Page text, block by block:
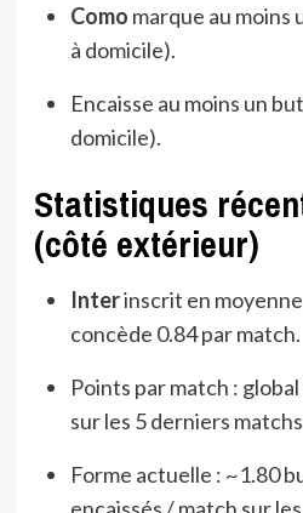
Como marque au moins
à domicile).
Encaisse au moins un
domicile).
Statistiques
(côté extérieur)
Interinscrit en
concède 0.84 par match.
Points par match :
sur les 5 derniers
Forme actuelle : ~1.80